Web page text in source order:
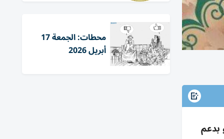
وقفة عرفات 26 مايو وعيد الأضحى 27 مايو بدعم
محطات: الجمعة 17
أبريل 2026